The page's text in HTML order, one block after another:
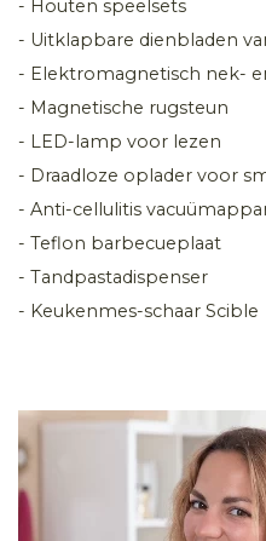
- Houten speelsets
- Uitklapbare dienbladen
- Elektromagnetisch nek-
- Magnetische rugsteun
- LED-lamp voor lezen
- Draadloze oplader voor
- Anti-cellulitis
- Teflon barbecueplaat
- Tandpastadispenser
- Keukenmes-schaar Scible